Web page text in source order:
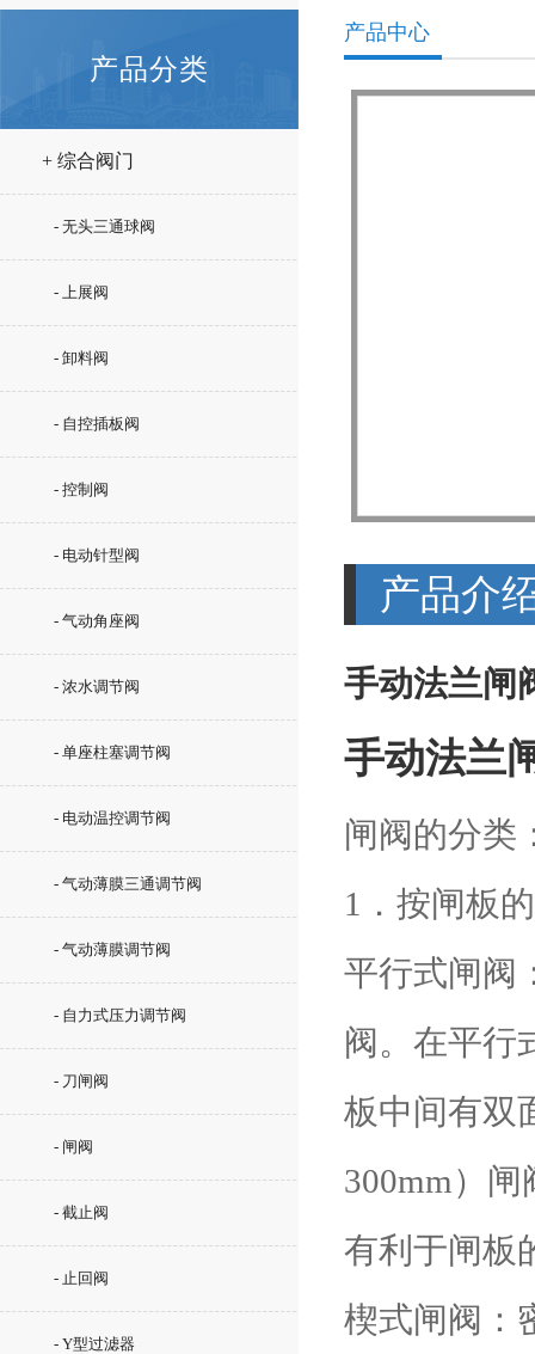
产品分类
+ 综合阀门
- 无头三通球阀
- 上展阀
- 卸料阀
- 自控插板阀
- 控制阀
- 电动针型阀
- 气动角座阀
- 浓水调节阀
- 单座柱塞调节阀
- 电动温控调节阀
- 气动薄膜三通调节阀
- 气动薄膜调节阀
- 自力式压力调节阀
- 刀闸阀
- 闸阀
- 截止阀
- 止回阀
- Y型过滤器
产品中心
产品介
手动法兰闸
手动法兰
闸阀的分类
1．按闸板
平行式闸阀
阀。在平行
板中间有双
300mm）
有利于闸板
楔式闸阀：